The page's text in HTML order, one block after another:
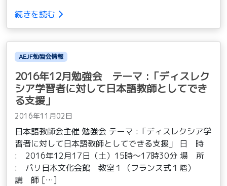
続きを読む
AEJF勉強会情報
2016年12月勉強会 テーマ :「ディスレク
シア学習者に対して日本語教師としてでき
る支援」
2016年11月02日
日本語教師会主催 勉強会 テーマ :「ディスレクシア学
習者に対して日本語教師としてできる支援」 日 時
: 2016年12月17日（土）15時〜17時30分 場 所
: パリ日本文化会館 教室１（フランス式１階）
講 師 […]